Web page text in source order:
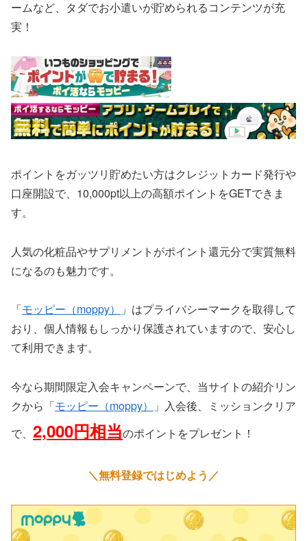
ームなど、タダでお小遣いが貯められるコンテンツが充
実！
ポイントをガッツリ貯めたい方はクレジットカード発行や
口座開設で、10,000pt以上の高額ポイントをGETできま
す。
人気の化粧品やサプリメントがポイント還元分で実質無料
になるのも魅力です。
「モッピー（moppy）
」はプライバシーマークを取得して
おり、個人情報もしっかり保護されていますので、安心し
て利用できます。
今なら期間限定入会キャンペーンで、当サイトの紹介リン
クから「モッピー（moppy）
」入会後、ミッションクリア
で、 2,000円相当のポイントをプレゼント！
＼無料登録ではじめよう／